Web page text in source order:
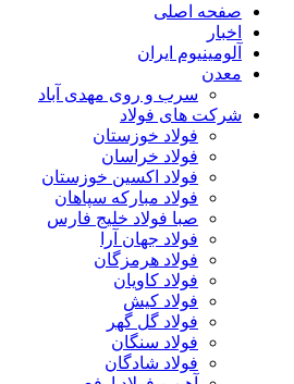
صفحه اصلی
اخبار
آلومینیوم ایران
معدن
سرب و روی مهدی آباد
شرکت های فولاد
فولاد خوزستان
فولاد خراسان
فولاد اکسین خوزستان
فولاد مبارکه سپاهان
صبا فولاد خلیج فارس
فولاد جهان آرا
فولاد هرمزگان
فولاد کاویان
فولاد کیش
فولاد گل گهر
فولاد سنگان
فولاد شادگان